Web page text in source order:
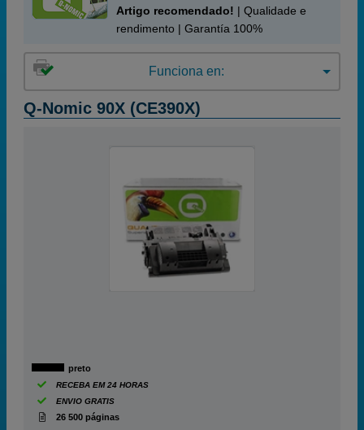
Artigo recomendado! | Qualidade e
rendimento | Garantía 100%
Funciona en:
Q-Nomic 90X (CE390X)
preto
RECEBA EM 24 HORAS
ENVIO GRATIS
26 500 páginas